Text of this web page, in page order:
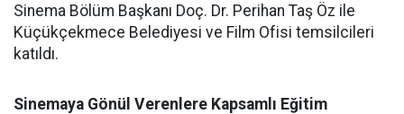
Sinema Bölüm Başkanı Doç. Dr. Perihan Taş Öz ile
Küçükçekmece Belediyesi ve Film Ofisi temsilcileri
katıldı.
Sinemaya Gönül Verenlere Kapsamlı Eğitim